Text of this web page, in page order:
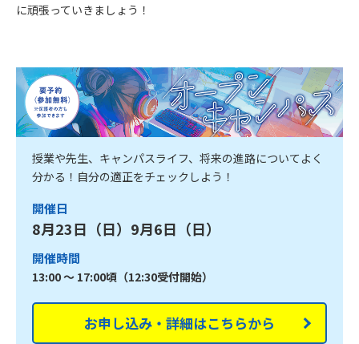
に頑張っていきましょう！
授業や先生、キャンパスライフ、将来の進路についてよく
分かる！自分の適正をチェックしよう！
開催日
8月23日（日）9月6日（日）
開催時間
13:00 ～ 17:00頃（12:30受付開始）
お申し込み・詳細はこちらから